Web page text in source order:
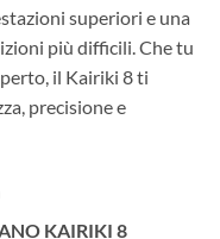
superiori e una
più difficili. Che tu
il Kairiki 8 ti
precisione e
KAIRIKI 8